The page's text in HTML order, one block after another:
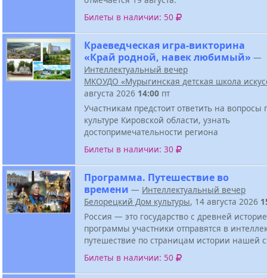
Билеты в наличии: 50
Краеведческая игра-викторина
«Край родной, навек любимый» —
Интеллектуальный вечер
МКОУДО «Мурыгинская детская школа
августа 2026 14:00 пт
Участникам предстоит ответить на вопросы
культуре Кировской области, узнать
достопримечательности региона
Билеты в наличии: 30
Программа. Путешествие во
времени — Интеллектуальный вечер
Белорецкий Дом культуры, 14 августа 2026
Россия — это государство с древней
программы участники отправятся в
путешествие по страницам истории нашей
Билеты в наличии: 50